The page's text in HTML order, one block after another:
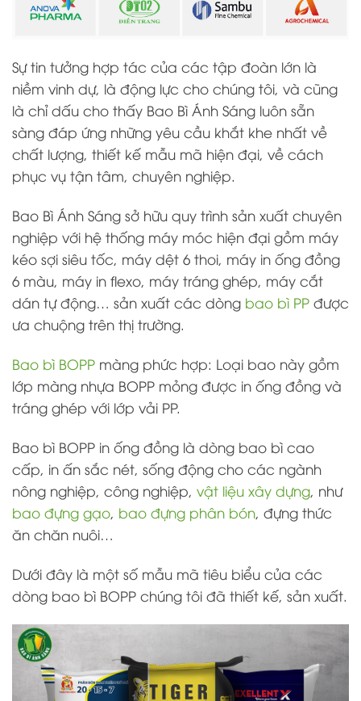
Sự tin tưởng hợp tác của các tập đoàn lớn là
niềm vinh dự, là động lực cho chúng tôi, và cũng
là chỉ dấu cho thấy Bao Bì Ánh Sáng luôn sẵn
sàng đáp ứng những yêu cầu khắt khe nhất về
chất lượng, thiết kế mẫu mã hiện đại, về cách
phục vụ tận tâm, chuyên nghiệp.
Bao Bì Ánh Sáng sở hữu quy trình sản xuất chuyên
nghiệp với hệ thống máy móc hiện đại gồm máy
kéo sợi siêu tốc, máy dệt 6 thoi, máy in ống đồng
6 màu, máy in flexo, máy tráng ghép, máy cắt
dán tự động… sản xuất các dòng bao bì PP được
ưa chuộng trên thị trường.
Bao bì BOPP màng phức hợp: Loại bao này gồm
lớp màng nhựa BOPP mỏng được in ống đồng và
tráng ghép với lớp vải PP.
Bao bì BOPP in ống đồng là dòng bao bì cao
cấp, in ấn sắc nét, sống động cho các ngành
nông nghiệp, công nghiệp, vật liệu xây dựng, như
bao đựng gạo, bao đựng phân bón, đựng thức
ăn chăn nuôi…
Dưới đây là một số mẫu mã tiêu biểu của các
dòng bao bì BOPP chúng tôi đã thiết kế, sản xuất.